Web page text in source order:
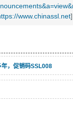
www.chinassl.net]
，促销码SSL008